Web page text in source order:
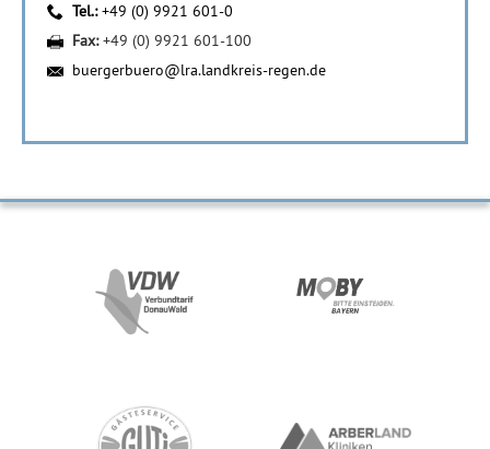
Tel.:+49 (0) 9921 601-0
Fax:+49 (0) 9921 601-100
buergerbuero@lra.landkreis-regen.de